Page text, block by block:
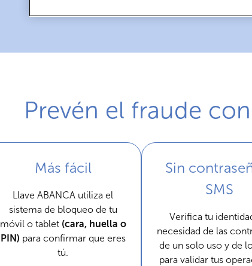
Prevén el fraude
Más fácil
Llave ABANCA utiliza el
sistema de bloqueo de tu
móvil o tablet (cara, huella o
PIN) para confirmar que eres
tú.
Sin
SMS
Verifica tu
necesidad de las
de un solo uso y de
para validar tus